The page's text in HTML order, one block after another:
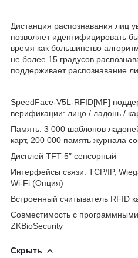
Дистанция распознавания лиц
позволяет идентифицировать
время как большинство
не более 15 градусов
поддерживает распознавание
SpeedFace-V5L-RFID[MF]
верификации: лицо / ладонь /
Память: 3 000 шаблонов
карт, 200 000 память журнала
Дисплей TFT 5″ сенсорный
Интерфейсы связи: TCP/IP,
Wi-Fi (Опция)
Встроенный считыватель RFID
Совместимость с
ZKBioSecurity
Скрыть